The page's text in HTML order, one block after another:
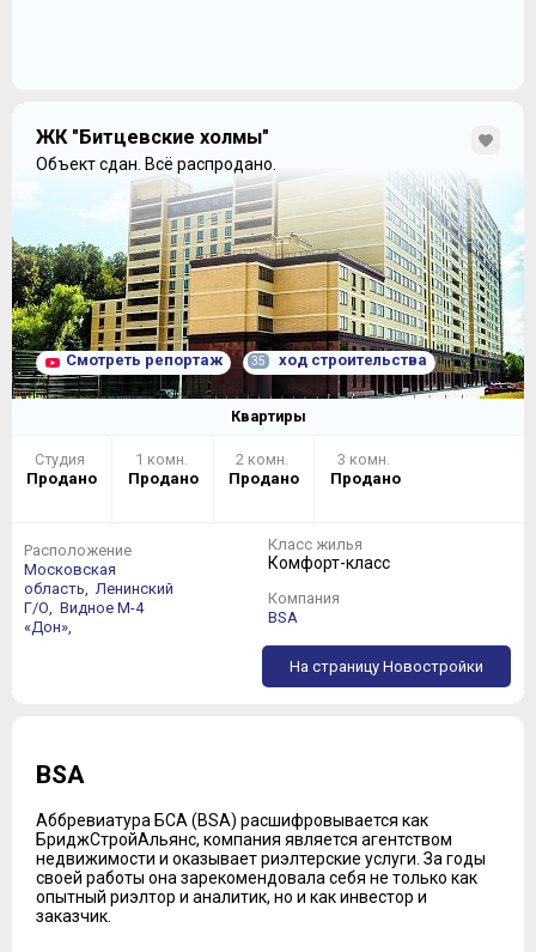
ЖК "Битцевские холмы"
Объект сдан. Всё распродано.
Смотреть репортаж 35 ход строительства
Квартиры
Студия
Продано
1 комн.
Продано
2 комн.
Продано
3 комн.
Продано
Расположение
Московская
область, Ленинский
Г/О, Видное М-4
«Дон»,
Класс жилья
Комфорт-класс
Компания
BSA
На страницу Новостройки
BSA
Аббревиатура БСА (BSA) расшифровывается как
БриджСтройАльянс, компания является агентством
недвижимости и оказывает риэлтерские услуги. За годы
своей работы она зарекомендовала себя не только как
опытный риэлтор и аналитик, но и как инвестор и
заказчик.